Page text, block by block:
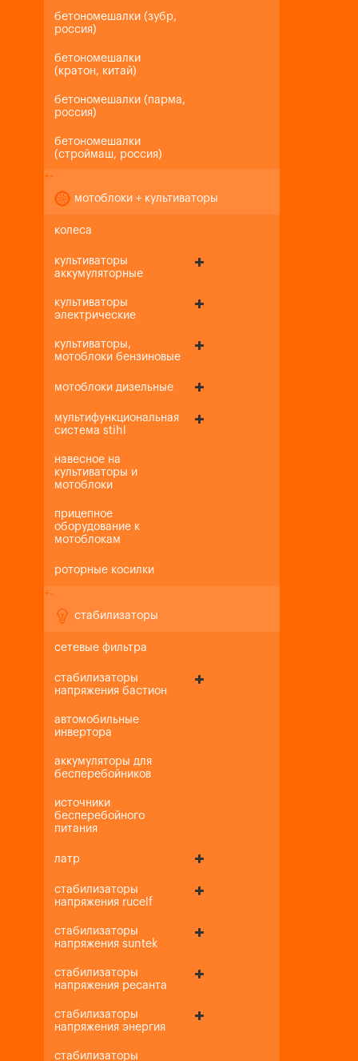
бетономешалки (зубр,
россия)
бетономешалки
(кратон, китай)
бетономешалки (парма,
россия)
бетономешалки
(строймаш, россия)
+-
мотоблоки + культиваторы
колеса
культиваторы
аккумуляторные
культиваторы
электрические
культиваторы,
мотоблоки бензиновые
мотоблоки дизельные
мультифункциональная
система stihl
навесное на
культиваторы и
мотоблоки
прицепное
оборудование к
мотоблокам
роторные косилки
+-
стабилизаторы
сетевые фильтра
стабилизаторы
напряжения бастион
автомобильные
инвертора
аккумуляторы для
бесперебойников
источники
бесперебойного
питания
латр
стабилизаторы
напряжения rucelf
стабилизаторы
напряжения suntek
стабилизаторы
напряжения ресанта
стабилизаторы
напряжения энергия
стабилизаторы